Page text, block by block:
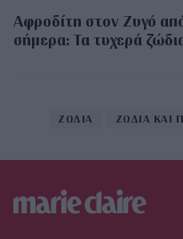
Αφροδίτη στον Ζυγό
σήμερα: Τα τυχερά
ΖΩΔΙΑ ΖΩΔΙΑ ΚΑΙ